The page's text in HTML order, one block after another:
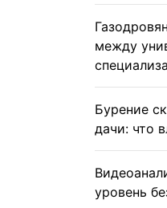
между
Бурение
дачи: что
уровень